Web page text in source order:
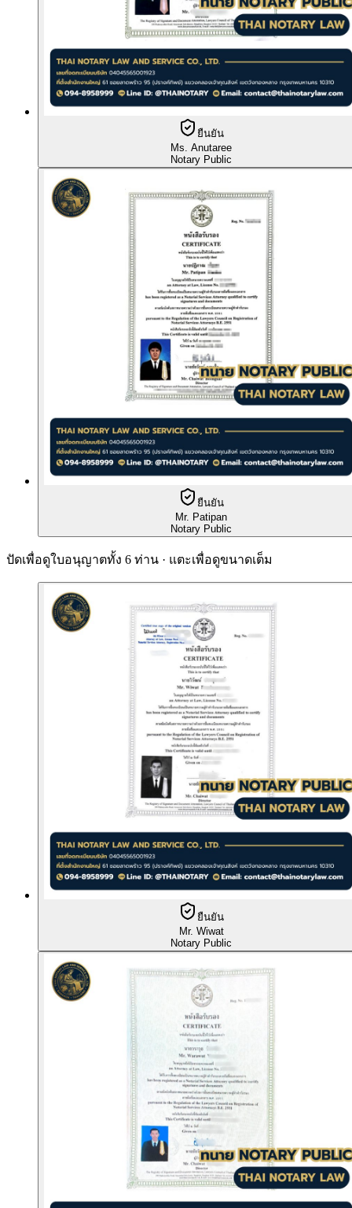
ยืนยัน
Ms. Anutaree
Notary Public
ยืนยัน
Mr. Patipan
Notary Public
ปัดเพื่อดูใบอนุญาตทั้ง 6 ท่าน · แตะเพื่อดูขนาดเต็ม
ยืนยัน
Mr. Wiwat
Notary Public